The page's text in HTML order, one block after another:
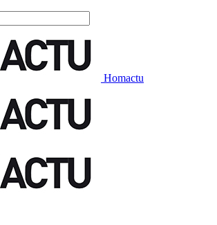
Homactu